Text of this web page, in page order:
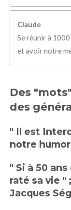
Claude
Se réunir à
et avoir notre
Des
des
" Il est
notre
" Si à 50
raté sa vie "
Jacques